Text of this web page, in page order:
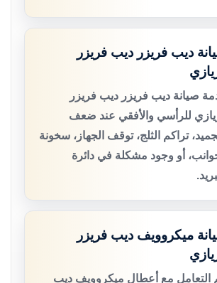
ديب فريزر ديب فريزر
صيانة ديب فريزر ديب فريزر
للرأسي والأفقي عند ضعف
تراكم الثلج، توقف الجهاز، سخونة
أو وجود مشكلة في دائرة
ميكروويف ديب فريزر
التعامل مع أعطال ميكروويف ديب